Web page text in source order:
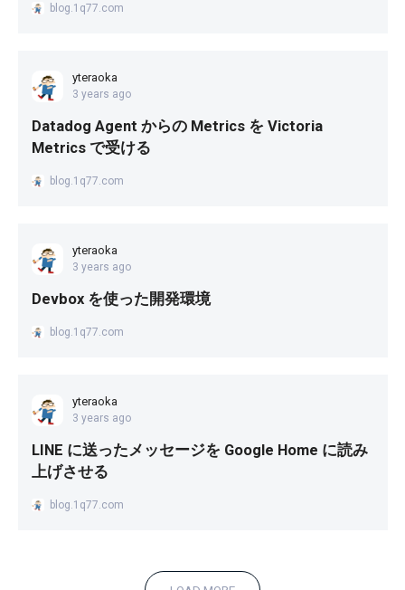
blog.1q77.com
yteraoka
3 years ago
Datadog Agent からの Metrics を Victoria
Metrics で受ける
blog.1q77.com
yteraoka
3 years ago
Devbox を使った開発環境
blog.1q77.com
yteraoka
3 years ago
LINE に送ったメッセージを Google Home に読み
上げさせる
blog.1q77.com